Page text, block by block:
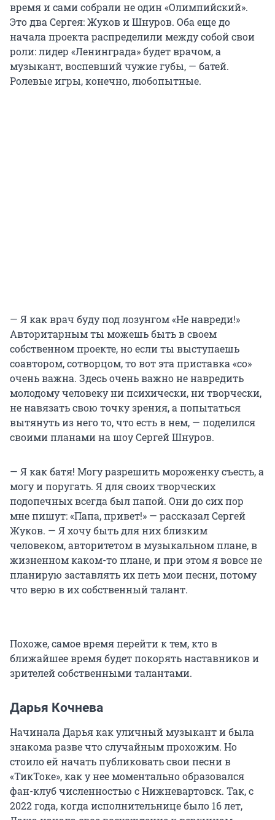
время и сами собрали не один «Олимпийский».
Это два Сергея: Жуков и Шнуров. Оба еще до
начала проекта распределили между собой свои
роли: лидер «Ленинграда» будет врачом, а
музыкант, воспевший чужие губы, — батей.
Ролевые игры, конечно, любопытные.
— Я как врач буду под лозунгом «Не навреди!»
Авторитарным ты можешь быть в своем
собственном проекте, но если ты выступаешь
соавтором, сотворцом, то вот эта приставка «со»
очень важна. Здесь очень важно не навредить
молодому человеку ни психически, ни творчески,
не навязать свою точку зрения, а попытаться
вытянуть из него то, что есть в нем, — поделился
своими планами на шоу Сергей Шнуров.
— Я как батя! Могу разрешить мороженку съесть, а
могу и поругать. Я для своих творческих
подопечных всегда был папой. Они до сих пор
мне пишут: «Папа, привет!» — рассказал Сергей
Жуков. — Я хочу быть для них близким
человеком, авторитетом в музыкальном плане, в
жизненном каком-то плане, и при этом я вовсе не
планирую заставлять их петь мои песни, потому
что верю в их собственный талант.
Похоже, самое время перейти к тем, кто в
ближайшее время будет покорять наставников и
зрителей собственными талантами.
Дарья Кочнева
Начинала Дарья как уличный музыкант и была
знакома разве что случайным прохожим. Но
стоило ей начать публиковать свои песни в
«ТикТоке», как у нее моментально образовался
фан-клуб численностью с Нижневартовск. Так, с
2022 года, когда исполнительнице было 16 лет,